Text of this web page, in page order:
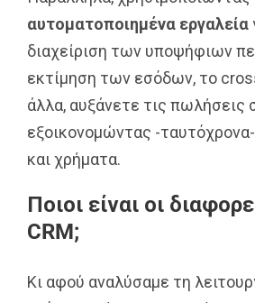
αυτοματοποιημένα εργαλεία
διαχείριση των υποψήφιων
εκτίμηση των εσόδων, το
άλλα, αυξάνετε τις πωλήσεις
εξοικονομώντας -
και χρήματα.
Ποιοι είναι οι
CRM;
Κι αφού αναλύσαμε τη